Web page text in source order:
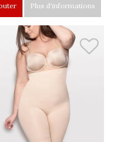
Plus d'informations